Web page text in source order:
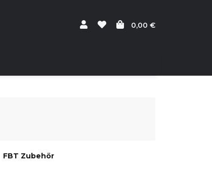
0,00 €
FBT Zubehör